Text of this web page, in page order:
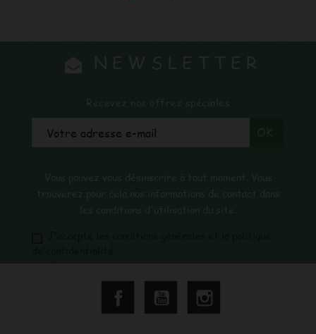
NEWSLETTER
Recevez nos offres spéciales
Vous pouvez vous désinscrire à tout moment. Vous
trouverez pour cela nos informations de contact dans
les conditions d'utilisation du site.
Facebook YouTube